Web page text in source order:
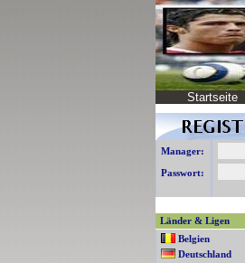
Startseite
Manager:
Passwort:
Länder & Ligen
Belgien
Deutschland